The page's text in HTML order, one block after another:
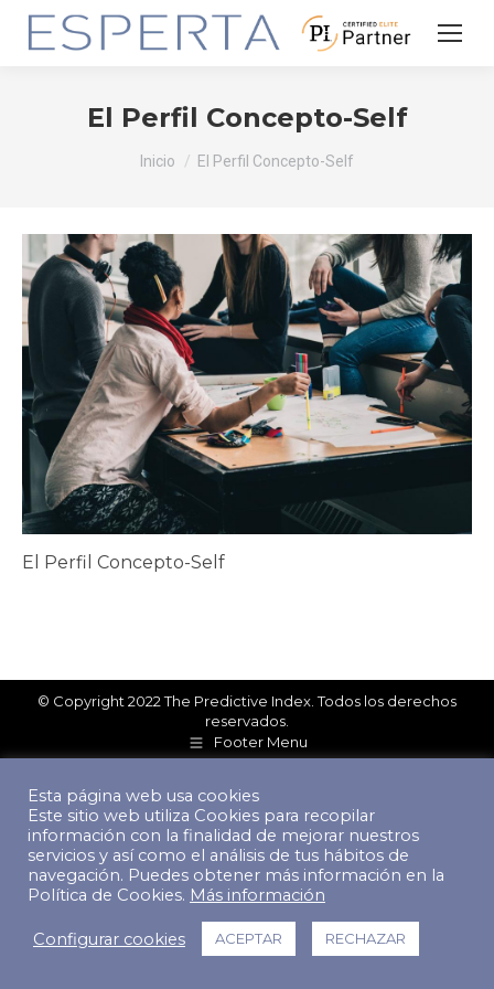
El Perfil Concepto-Self
Estás aquí:
Inicio El Perfil Concepto-Self
El Perfil Concepto-Self
© Copyright 2022 The Predictive Index. Todos los derechos
reservados.
Footer Menu
Esta página web usa cookies
Este sitio web utiliza Cookies para recopilar
información con la finalidad de mejorar nuestros
servicios y así como el análisis de tus hábitos de
navegación. Puedes obtener más información en la
Política de Cookies. Más información
Configurar cookies ACEPTAR RECHAZAR